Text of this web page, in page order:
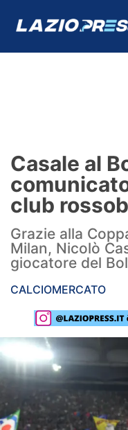
Formello
Infortuni
Primavera
Calciomercato
Lazio Women
Rassegna Lazio
Social
Calcio
Serie A
Casale al
club
Grazie alla
Milan, Nicolò
giocatore del
CALCIOMERCATO